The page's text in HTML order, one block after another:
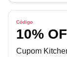
Código
10%
Cupom